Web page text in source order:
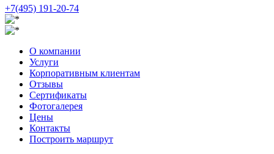
+7(495) 191-20-74
О компании
Услуги
Корпоративным клиентам
Отзывы
Сертификаты
Фотогалерея
Цены
Контакты
Построить маршрут